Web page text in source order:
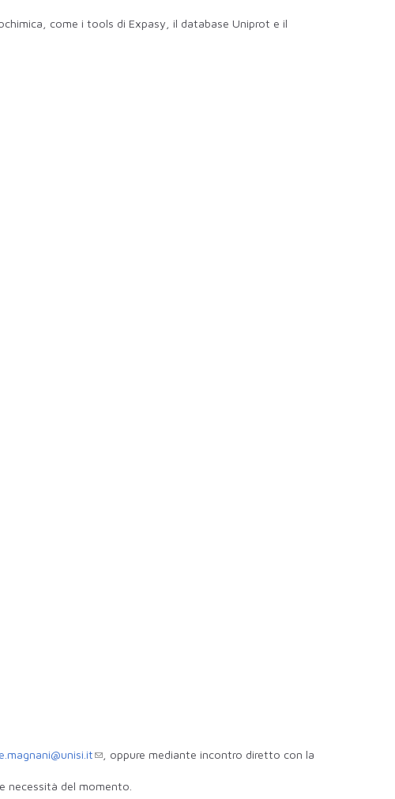
come i tools di Expasy, il database Uniprot e il
, oppure mediante incontro diretto con la
necessità del momento.